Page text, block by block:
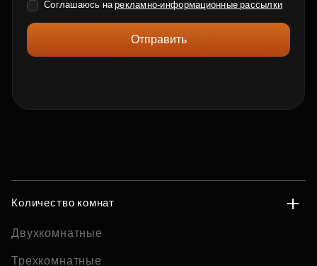
Соглашаюсь нарекламно-информационные рассылки
Отправить
Количество комнат
Двухкомнатные
Трехкомнатные